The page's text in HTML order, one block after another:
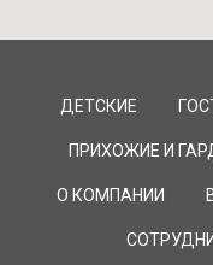
ДЕТСКИЕ
ПРИХОЖИЕ И
О КОМПАНИИ